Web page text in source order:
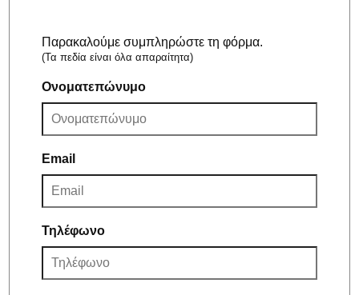
Παρακαλούμε συμπληρώστε τη φόρμα.
(Τα πεδία είναι όλα απαραίτητα)
Ονοματεπώνυμο
Email
Τηλέφωνο